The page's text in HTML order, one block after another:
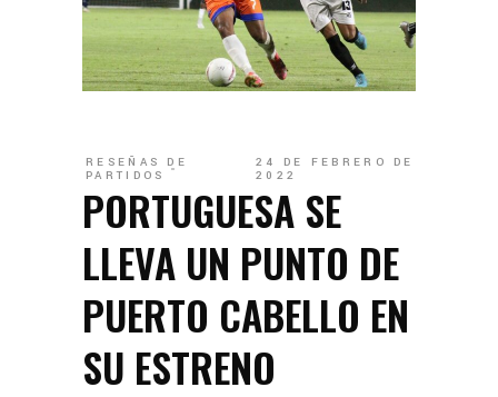
RESEÑAS DE
PARTIDOS
24 DE FEBRERO DE
2022
PORTUGUESA SE
LLEVA UN PUNTO DE
PUERTO CABELLO EN
SU ESTRENO